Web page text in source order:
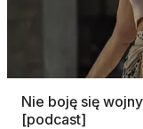
Nie boję się
[podcast]